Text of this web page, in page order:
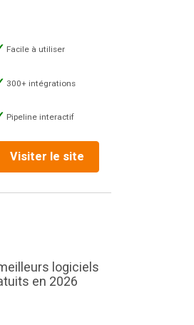
Facile à utiliser
300+ intégrations
Pipeline interactif
Visiter le site
logiciels
en 2026